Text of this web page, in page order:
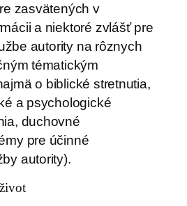
zasvätených v
a niektoré zvlášť pre
autority na rôznych
tématickým
o biblické stretnutia,
a psychologické
duchovné
pre účinné
autority).